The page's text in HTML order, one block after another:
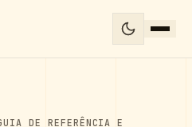
DE REFERÊNCIA E